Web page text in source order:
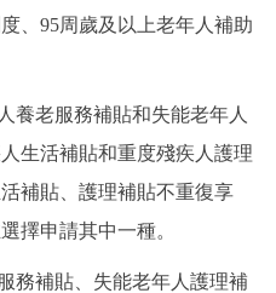
、95周歲及以上老年人補助
老服務補貼和失能老年人
生活補貼和重度殘疾人護理
補貼、護理補貼不重復享
擇申請其中一種。
補貼、失能老年人護理補